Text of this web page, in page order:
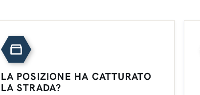
LA POSIZIONE HA CATTURATO
LA STRADA?